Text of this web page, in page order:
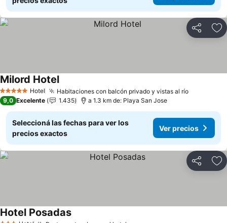
Compartir
5 Estrellas Hotel Habitaciones con balcón privado y vistas al río
Milord Hotel
9,0 Excelente 1.435 a 1.3 km de: Playa San Jose
Seleccioná las fechas para ver los
precios exactos
Ver precios
Compartir
Hotel Posadas